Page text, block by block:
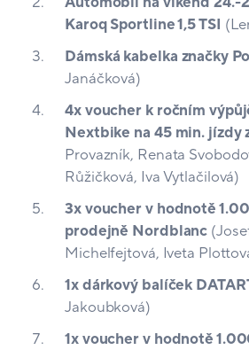
Karoq Sportline 1,5 TSI
Dámská kabelka značky
Janáčková)
4x voucher k ročním
Nextbike na 45 min. jízdy
Provazník, Renata
Růžičková, Iva Vytlačilová)
3x voucher v hodnotě
prodejně Nordblanc
Michelfejtová, Iveta
1x dárkový balíček
Jakoubková)
1x voucher v hodnotě